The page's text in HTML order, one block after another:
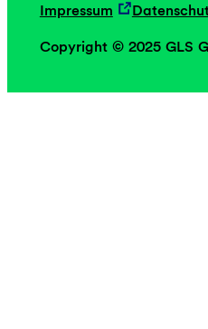
Impressum
Copyright © 2025 GLS